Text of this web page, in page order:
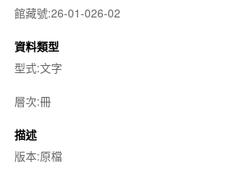
館藏號:26-01-026-02
資料類型
型式:文字
層次:冊
描述
版本:原檔